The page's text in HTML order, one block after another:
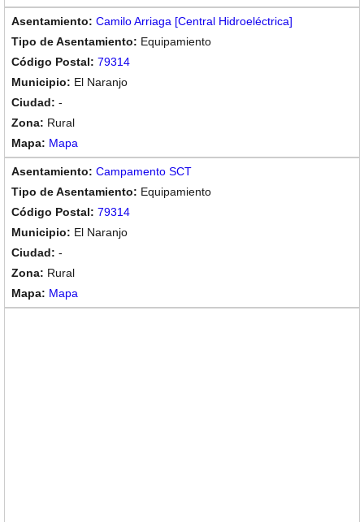
Camilo Arriaga [Central Hidroeléctrica]
Equipamiento
79314
El Naranjo
-
Rural
Mapa
Campamento SCT
Equipamiento
79314
El Naranjo
-
Rural
Mapa